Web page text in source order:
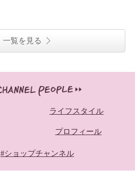
一覧を見る
ライフスタイル
プロフィール
#ショップチャンネル